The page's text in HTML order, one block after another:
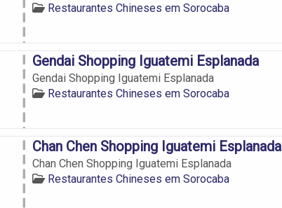
Restaurantes Chineses em Sorocaba
Gendai Shopping Iguatemi Esplanada
Gendai Shopping Iguatemi Esplanada
Restaurantes Chineses em Sorocaba
Chan Chen Shopping Iguatemi Esplanada
Chan Chen Shopping Iguatemi Esplanada
Restaurantes Chineses em Sorocaba